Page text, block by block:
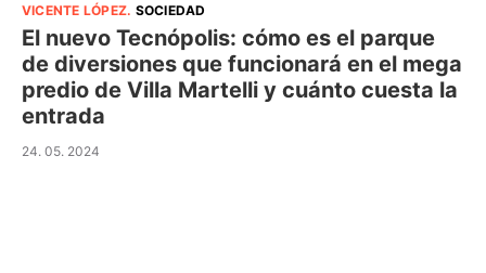
VICENTE LÓPEZ. SOCIEDAD
El nuevo Tecnópolis: cómo es el parque
de diversiones que funcionará en el mega
predio de Villa Martelli y cuánto cuesta la
entrada
24. 05. 2024